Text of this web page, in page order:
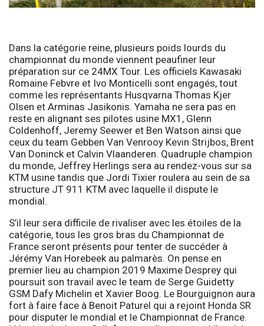
Dans la catégorie reine, plusieurs poids lourds du
championnat du monde viennent peaufiner leur
préparation sur ce 24MX Tour. Les officiels Kawasaki
Romaine Febvre et Ivo Monticelli sont engagés, tout
comme les représentants Husqvarna Thomas Kjer
Olsen et Arminas Jasikonis. Yamaha ne sera pas en
reste en alignant ses pilotes usine MX1, Glenn
Coldenhoff, Jeremy Seewer et Ben Watson ainsi que
ceux du team Gebben Van Venrooy Kevin Strijbos, Brent
Van Doninck et Calvin Vlaanderen. Quadruple champion
du monde, Jeffrey Herlings sera au rendez-vous sur sa
KTM usine tandis que Jordi Tixier roulera au sein de sa
structure JT 911 KTM avec laquelle il dispute le
mondial.
S’il leur sera difficile de rivaliser avec les étoiles de la
catégorie, tous les gros bras du Championnat de
France seront présents pour tenter de succéder à
Jérémy Van Horebeek au palmarès. On pense en
premier lieu au champion 2019 Maxime Desprey qui
poursuit son travail avec le team de Serge Guidetty
GSM Dafy Michelin et Xavier Boog. Le Bourguignon aura
fort à faire face à Benoit Paturel qui a rejoint Honda SR
pour disputer le mondial et le Championnat de France.